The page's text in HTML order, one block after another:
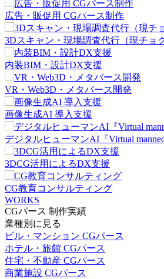
広告・販促用 CGパース制作
3Dスキャン・現場調査代行（現チョ
内装BIM・設計DX支援
VR・Web3D・メタバース開発
画像生成AI 導入支援
デジタルヒューマンAI『Virtual
3DCG活用によるDX支援
CG教育コンサルティング
WORKS
CGパース 制作実績
業種別に見る
ビル・マンション CGパース
ホテル・旅館 CGパース
住宅・不動産 CGパース
商業施設 CGパース